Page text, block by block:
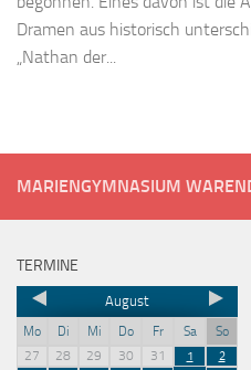
Dramen aus historisch
„Nathan der...
MARIENGYMNASIUM
TERMINE
August
Mo Di Mi Do Fr Sa
So
27
28 29 30 31 1
2